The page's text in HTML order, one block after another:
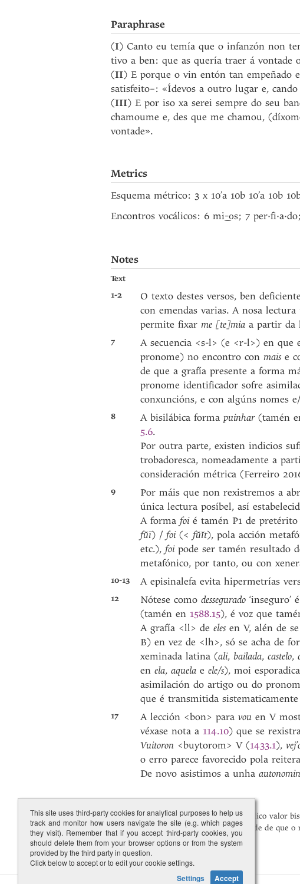
Paraphrase
(I) Canto eu temía que o infanzón non
tivo a ben: que as quería traer á vontade
(II) E porque o vin entón tan empeñado
satisfeito–: «Ídevos a outro lugar e,
(III) E por iso xa serei sempre do seu
chamoume e, des que me chamou,
vontade».
Metrics
Esquema métrico: 3 x 10’a 10b 10’a 10b
Encontros vocálicos: 6 mi-os; 7
Notes
Text
1-2
O texto destes versos, ben
con emendas varias. A nosa
permite fixar me [te]mia a partir da
7 A secuencia <s-l> (e <r-l>) en que
pronome) no encontro con mais e
de que a grafía presente a forma
pronome identificador sofre
conxuncións, e con algúns nomes
8 A bisilábica forma puinhar(tamén
5.6.
Por outra parte, existen indicios
trobadoresca, nomeadamente a
consideración métrica (Ferreiro
9 Por máis que non rexistremos a
única lectura posíbel, así
A forma foié tamén P1 de pretérito
fŭī) / foi (< fŭĭt), pola acción
etc.), foi pode ser tamén resultado
metafónico, por tanto, ou con
10-13 A episinalefa evita hipermetrías
12 Nótese como dessegurado
(tamén en 1588.15), é voz que
A grafía <ll> de eles en V, alén de
B) en vez de <lh>, só se acha de
xeminada latina (ali, bailada, castelo,
en ela, aquela e ele/s), moi
asimilación do artigo ou do
que é transmitida
17 A lección <bon> para vou en V
véxase nota a 114.10) que se
Vuitoron <buytorom> V (1433.1),
o erro parece favorecido pola
De novo asistimos a unha
^ Unha argumentación contra o esporádico valor
pode desbotar por completo a posibilidade de que
This site uses third-party cookies for analytical purposes to help us
track and monitor how users navigate the site (e.g. which pages
they visit). Remember that if you accept third-party cookies, you
should delete them from your browser options or from the system
provided by the third party in question.
Click below to accept or to edit your cookie settings.
Settings Accept